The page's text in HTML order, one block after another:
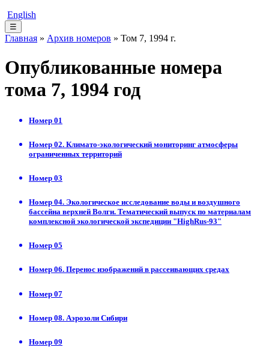
English
☰
Главная » Архив номеров » Том 7, 1994 г.
Опубликованные номера
тома 7, 1994 год
Номер 01
Номер 02. Климато-экологический мониторинг атмосферы
ограниченных территорий
Номер 03
Номер 04. Экологическое исследование воды и воздушного
бассейна верхней Волги. Тематический выпуск по материалам
комплексной экологической экспедиции "НighRus-93"
Номер 05
Номер 06. Перенос изображений в рассеивающих средах
Номер 07
Номер 08. Аэрозоли Сибири
Номер 09